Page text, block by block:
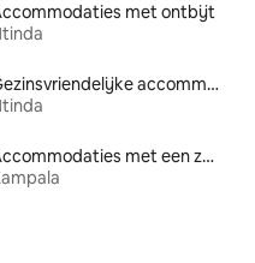
met ontbijt
Gezinsvriendelijke accommodaties
Accommodaties met een zwembad